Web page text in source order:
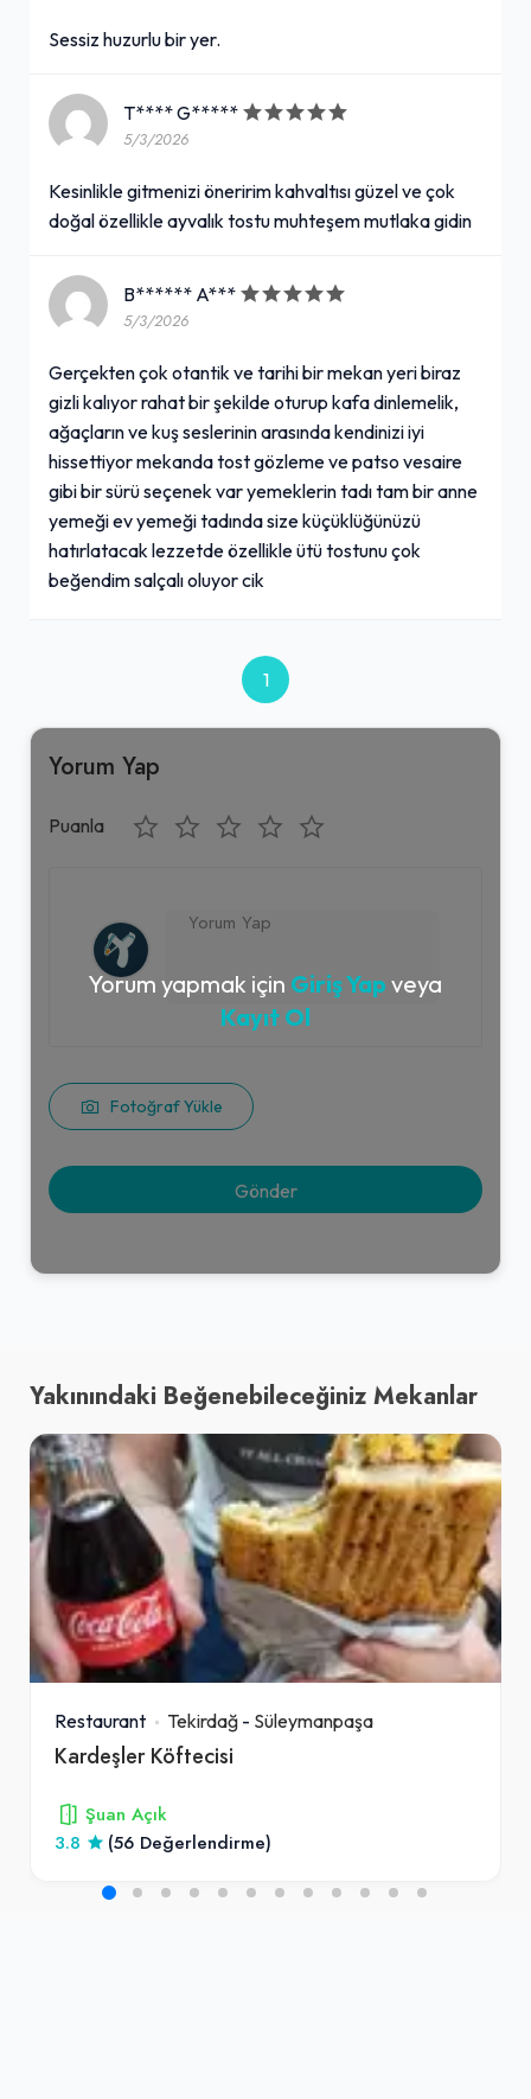
Sessiz huzurlu bir yer.
T**** G*****
5/3/2026
Kesinlikle gitmenizi öneririm kahvaltısı güzel ve çok
doğal özellikle ayvalık tostu muhteşem mutlaka gidin
B****** A***
5/3/2026
Gerçekten çok otantik ve tarihi bir mekan yeri biraz
gizli kalıyor rahat bir şekilde oturup kafa dinlemelik,
ağaçların ve kuş seslerinin arasında kendinizi iyi
hissettiyor mekanda tost gözleme ve patso vesaire
gibi bir sürü seçenek var yemeklerin tadı tam bir anne
yemeği ev yemeği tadında size küçüklüğünüzü
hatırlatacak lezzetde özellikle ütü tostunu çok
beğendim salçalı oluyor cik
1
Yorum Yap
Puanla
Fotoğraf Yükle
Yorum yapmak için Giriş Yap veya
Kayıt Ol
Yakınındaki Beğenebileceğiniz Mekanlar
Restaurant Tekirdağ - Süleymanpaşa
Kardeşler Köftecisi
Şuan Açık
3.8
(56 Değerlendirme)